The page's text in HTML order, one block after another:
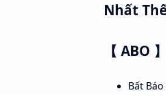
Nhất
【 ABO 】
Bất